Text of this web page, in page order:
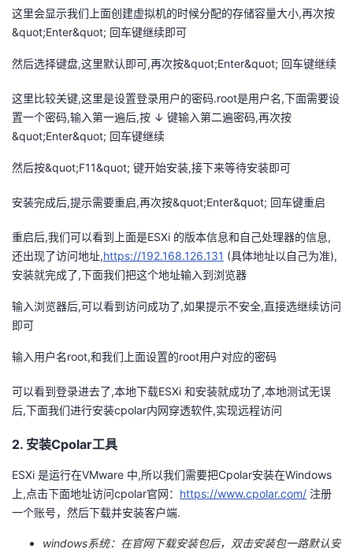
这里会显示我们上面创建虚拟机的时候分配的存储容量大小,再次按
&quot;Enter&quot; 回车键继续即可
然后选择键盘,这里默认即可,再次按&quot;Enter&quot; 回车键继续
这里比较关键,这里是设置登录用户的密码.root是用户名,下面需要设
置一个密码,输入第一遍后,按 ↓ 键输入第二遍密码,再次按
&quot;Enter&quot; 回车键继续
然后按&quot;F11&quot; 键开始安装,接下来等待安装即可
安装完成后,提示需要重启,再次按&quot;Enter&quot; 回车键重启
重启后,我们可以看到上面是ESXi 的版本信息和自己处理器的信息,
还出现了访问地址,https://192.168.126.131 (具体地址以自己为准),
安装就完成了,下面我们把这个地址输入到浏览器
输入浏览器后,可以看到访问成功了,如果提示不安全,直接选继续访问
即可
输入用户名root,和我们上面设置的root用户对应的密码
可以看到登录进去了,本地下载ESXi 和安装就成功了,本地测试无误
后,下面我们进行安装cpolar内网穿透软件,实现远程访问
2. 安装Cpolar工具
ESXi 是运行在VMware 中,所以我们需要把Cpolar安装在Windows
上,点击下面地址访问cpolar官网： https://www.cpolar.com/ 注册
一个账号，然后下载并安装客户端.
windows系统：在官网下载安装包后，双击安装包一路默认安